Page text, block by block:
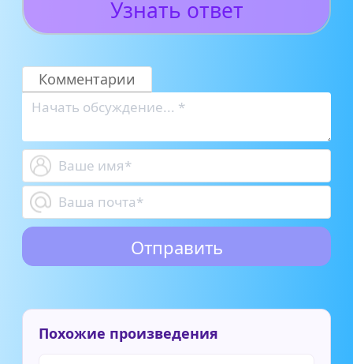
Узнать ответ
Комментарии
Похожие произведения